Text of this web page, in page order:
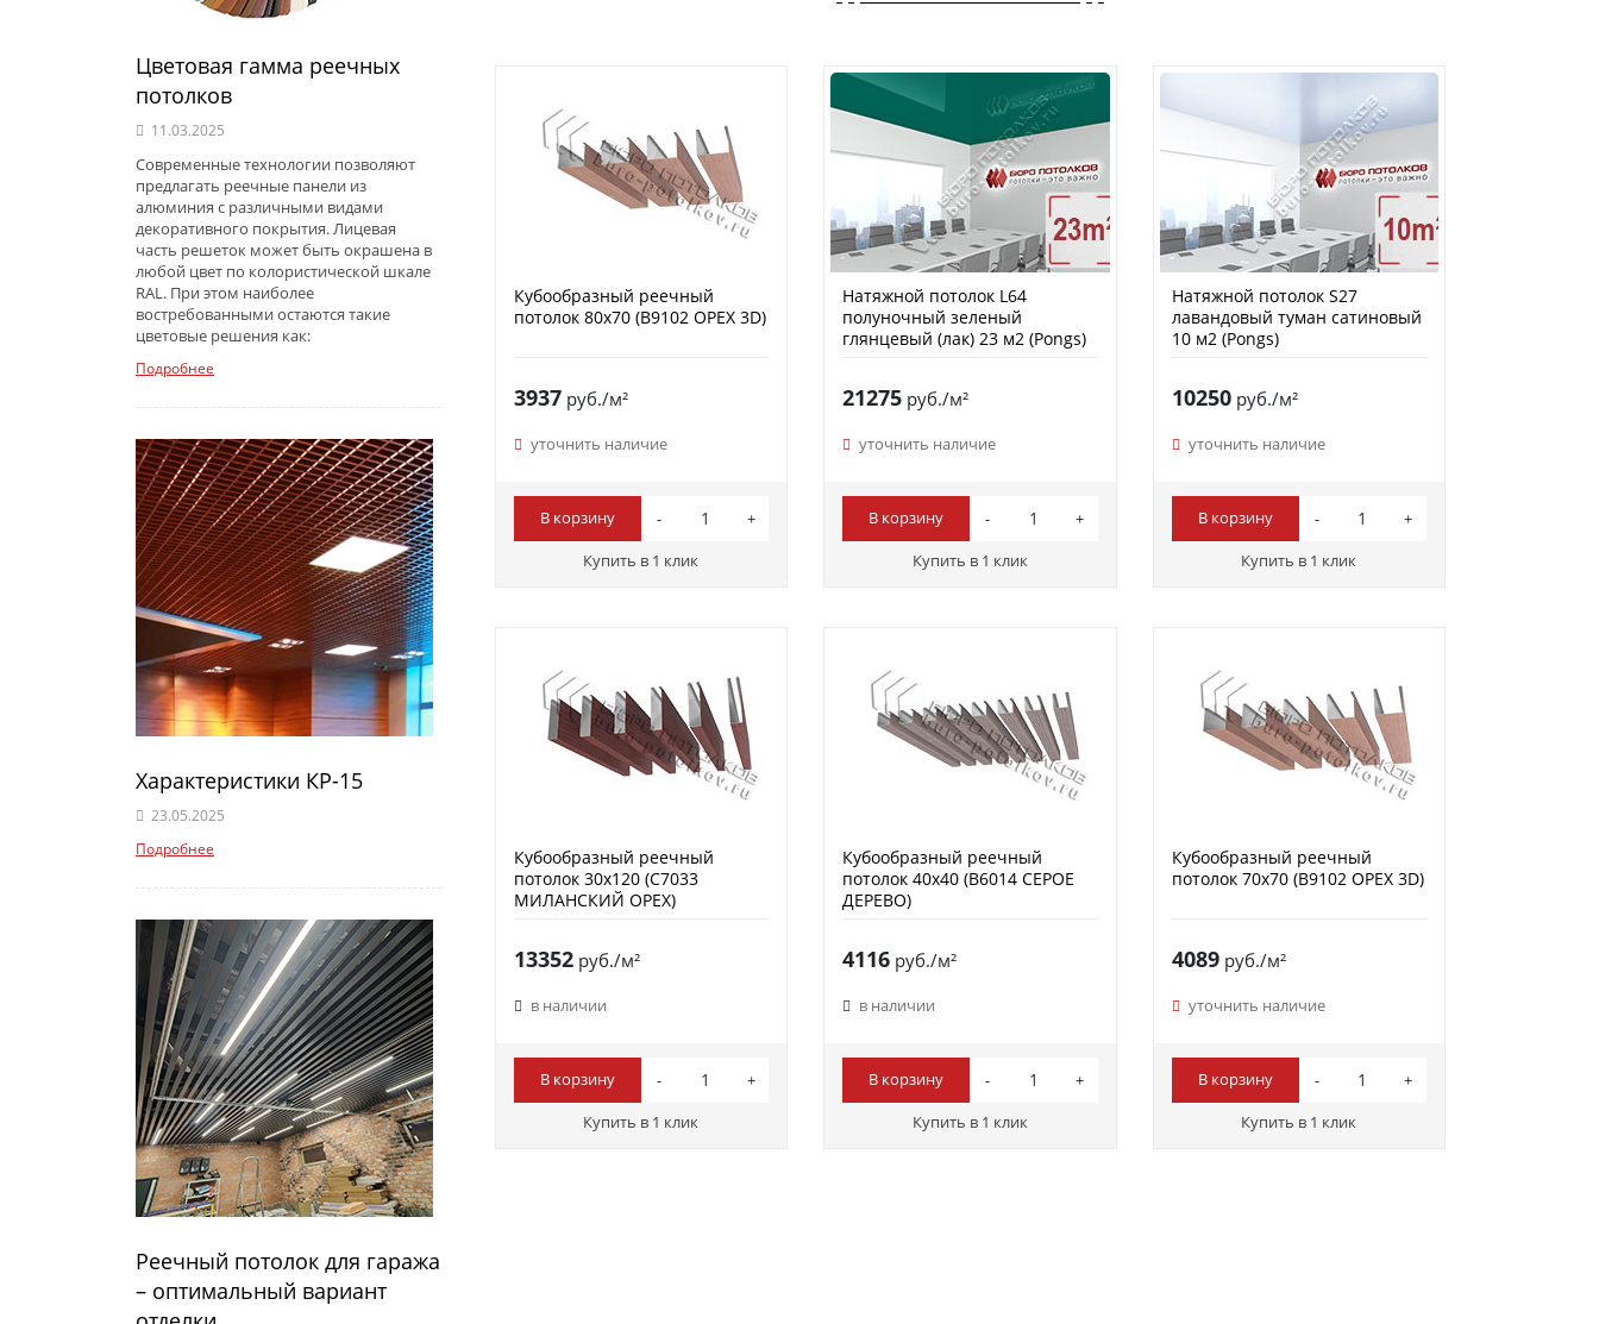
Цветовая гамма реечных
потолков
11.03.2025
Современные технологии позволяют
предлагать реечные панели из
алюминия с различными видами
декоративного покрытия. Лицевая
часть решеток может быть окрашена в
любой цвет по колористической шкале
RAL. При этом наиболее
востребованными остаются такие
цветовые решения как:
Подробнее
Характеристики КР-15
23.05.2025
Подробнее
Реечный потолок для гаража
– оптимальный вариант
Кубообразный реечный
потолок 80х70 (B9102 ОРЕХ 3D)
3937руб./м²
уточнить наличие
В корзину
Купить в 1 клик
Натяжной потолок L64
полуночный зеленый
глянцевый (лак) 23 м2 (Pongs)
21275 руб./м²
уточнить наличие
В корзину
Купить в 1 клик
Натяжной потолок S27
лавандовый туман сатиновый
10 м2 (Pongs)
10250руб./м²
уточнить наличие
В корзину
Купить в 1 клик
Кубообразный реечный
потолок 30х120 (C7033
МИЛАНСКИЙ ОРЕХ)
13352руб./м²
в наличии
В корзину
Купить в 1 клик
Кубообразный реечный
потолок 40х40 (B6014 СЕРОЕ
ДЕРЕВО)
4116 руб./м²
в наличии
В корзину
Купить в 1 клик
Кубообразный реечный
потолок 70х70 (B9102 ОРЕХ 3D)
4089руб./м²
уточнить наличие
В корзину
Купить в 1 клик